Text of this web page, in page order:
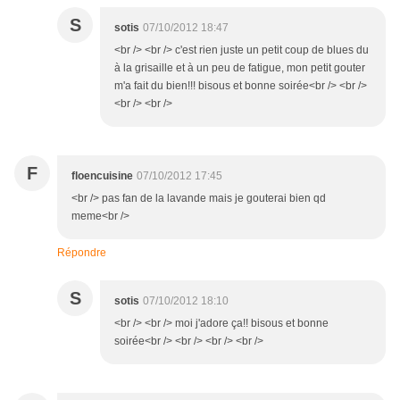
S sotis 07/10/2012 18:47
<br /> <br /> c'est rien juste un petit coup de blues du
à la grisaille et à un peu de fatigue, mon petit gouter
m'a fait du bien!!! bisous et bonne soirée<br /> <br />
<br /> <br />
F floencuisine 07/10/2012 17:45
<br /> pas fan de la lavande mais je gouterai bien qd
meme<br />
Répondre
S sotis 07/10/2012 18:10
<br /> <br /> moi j'adore ça!! bisous et bonne
soirée<br /> <br /> <br /> <br />